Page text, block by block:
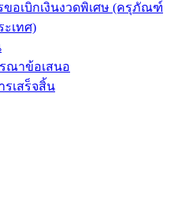
อเบิกเงินงวดพิเศษ (ครุภัณฑ์
ะเทศ)
ณาข้อเสนอ
รเสร็จสิ้น